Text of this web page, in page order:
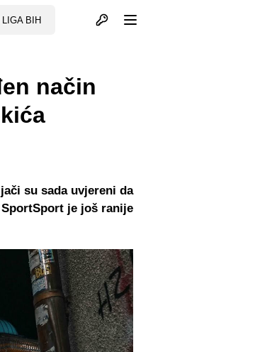
LIGA BIH Otvori profil
način
su sada uvjereni da
je još ranije